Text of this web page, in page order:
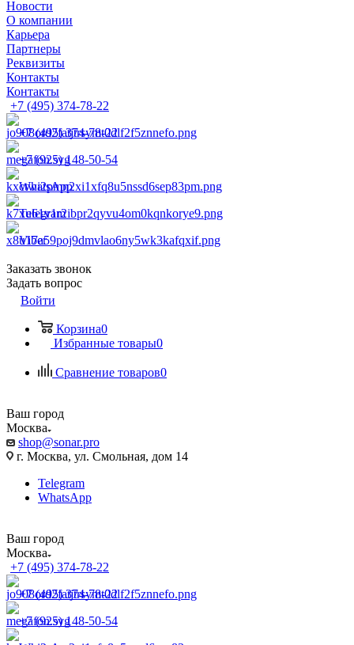
Новости
О компании
Карьера
Партнеры
Реквизиты
Контакты
Контакты
+7 (495) 374-78-22
+7 (495) 374-78-22
+7 (925) 148-50-54
WhatsApp
Telegram
Viber
Заказать звонок
Задать вопрос
Войти
Корзина0
Избранные товары0
Сравнение товаров0
Ваш город
Москва
shop@sonar.pro
г. Москва, ул. Смольная, дом 14
Telegram
WhatsApp
Ваш город
Москва
+7 (495) 374-78-22
+7 (495) 374-78-22
+7 (925) 148-50-54